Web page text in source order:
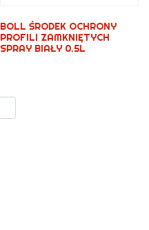
BOLL ŚRODEK OCHRONY
PROFILI ZAMKNIĘTYCH
SPRAY BIAŁY 0.5L